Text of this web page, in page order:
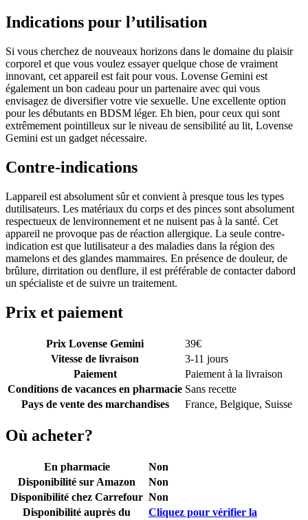
Indications pour l’utilisation
Si vous cherchez de nouveaux horizons dans le domaine du plaisir
corporel et que vous voulez essayer quelque chose de vraiment
innovant, cet appareil est fait pour vous. Lovense Gemini est
également un bon cadeau pour un partenaire avec qui vous
envisagez de diversifier votre vie sexuelle. Une excellente option
pour les débutants en BDSM léger. Eh bien, pour ceux qui sont
extrêmement pointilleux sur le niveau de sensibilité au lit, Lovense
Gemini est un gadget nécessaire.
Contre-indications
Lappareil est absolument sûr et convient à presque tous les types
dutilisateurs. Les matériaux du corps et des pinces sont absolument
respectueux de lenvironnement et ne nuisent pas à la santé. Cet
appareil ne provoque pas de réaction allergique. La seule contre-
indication est que lutilisateur a des maladies dans la région des
mamelons et des glandes mammaires. En présence de douleur, de
brûlure, dirritation ou denflure, il est préférable de contacter dabord
un spécialiste et de suivre un traitement.
Prix et paiement
Prix Lovense Gemini 39€
Vitesse de livraison
3-11 jours
Paiement
Paiement à la livraison
Conditions de vacances en pharmacie Sans recette
Pays de vente des marchandises
France, Belgique, Suisse
Où acheter?
En pharmacie
Non
Disponibilité sur Amazon
Non
Disponibilité chez Carrefour Non
Disponibilité auprès du
Cliquez pour vérifier la